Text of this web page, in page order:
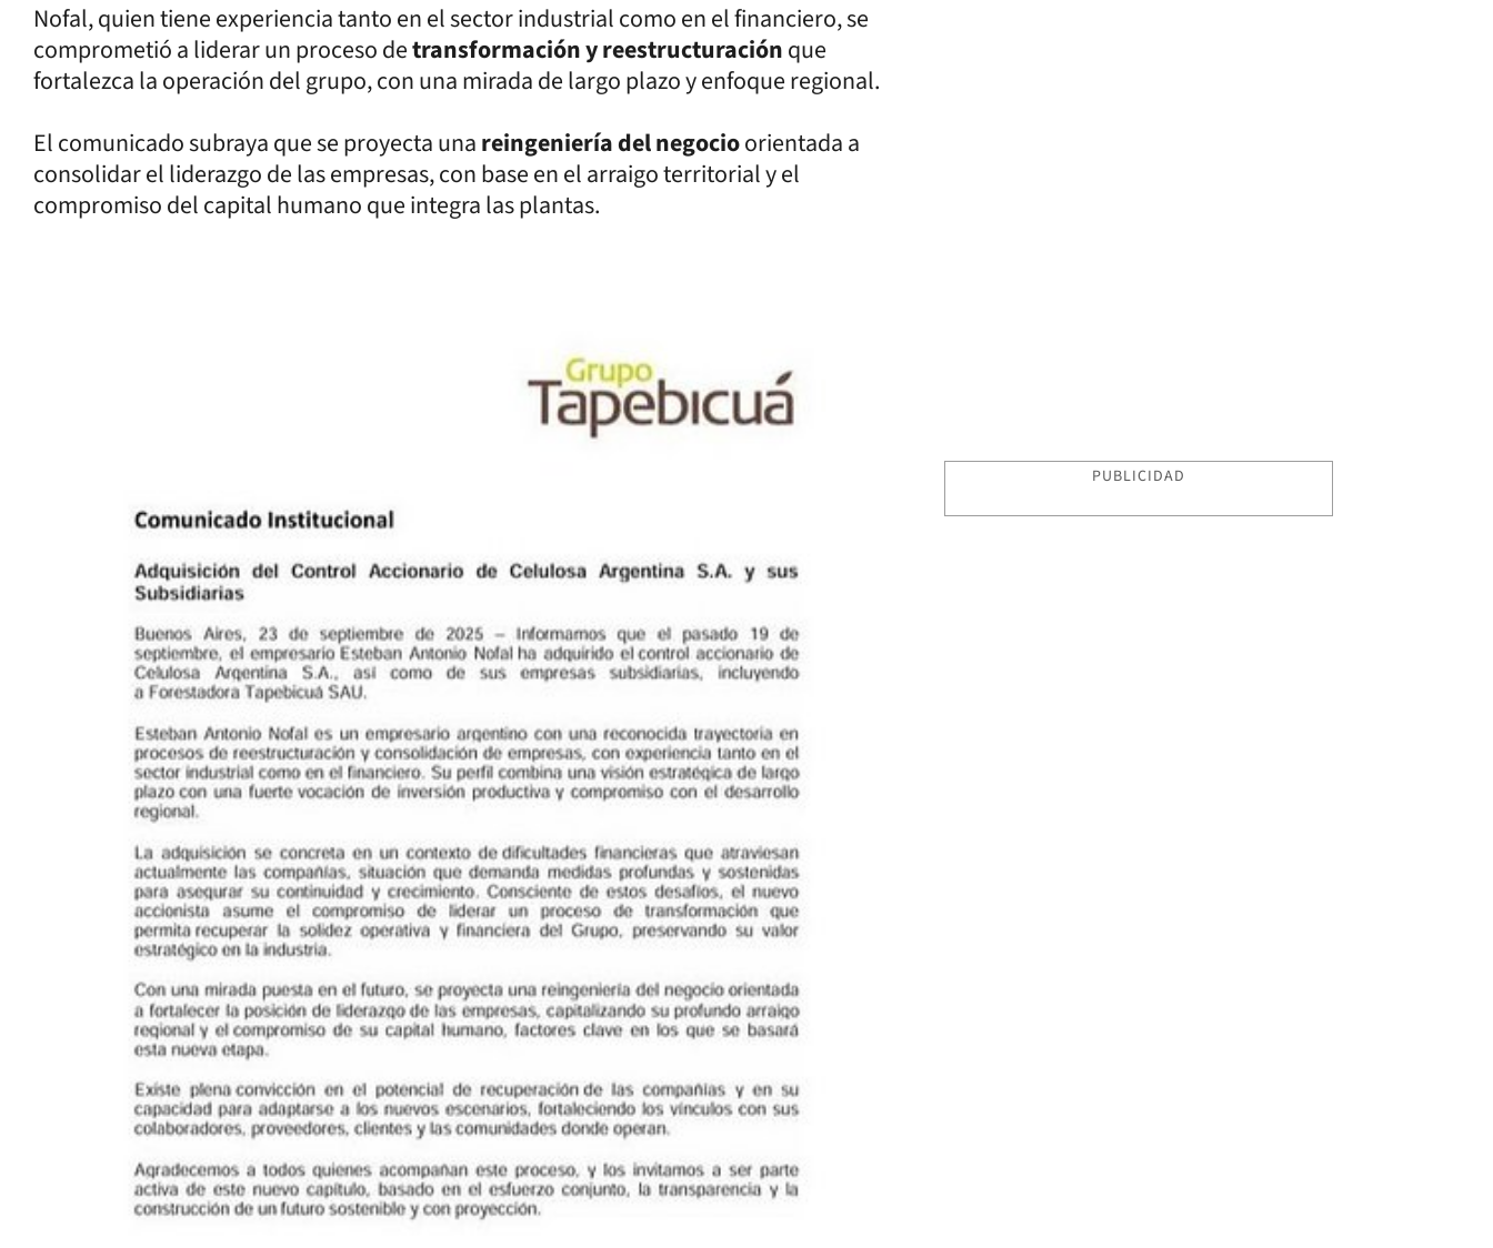
Nofal, quien tiene experiencia tanto en el sector industrial como en el financiero, se
comprometió a liderar un proceso detransformación y reestructuraciónque
fortalezca la operación del grupo, con una mirada de largo plazo y enfoque regional.
El comunicado subraya que se proyecta unareingeniería del negocioorientada a
consolidar el liderazgo de las empresas, con base en el arraigo territorial y el
compromiso del capital humano que integra las plantas.
PUBLICIDAD